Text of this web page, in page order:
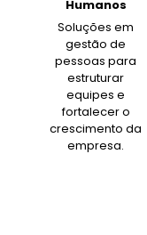
Humanos
Soluções em
gestão de
pessoas para
estruturar
equipes e
fortalecer o
crescimento da
empresa.